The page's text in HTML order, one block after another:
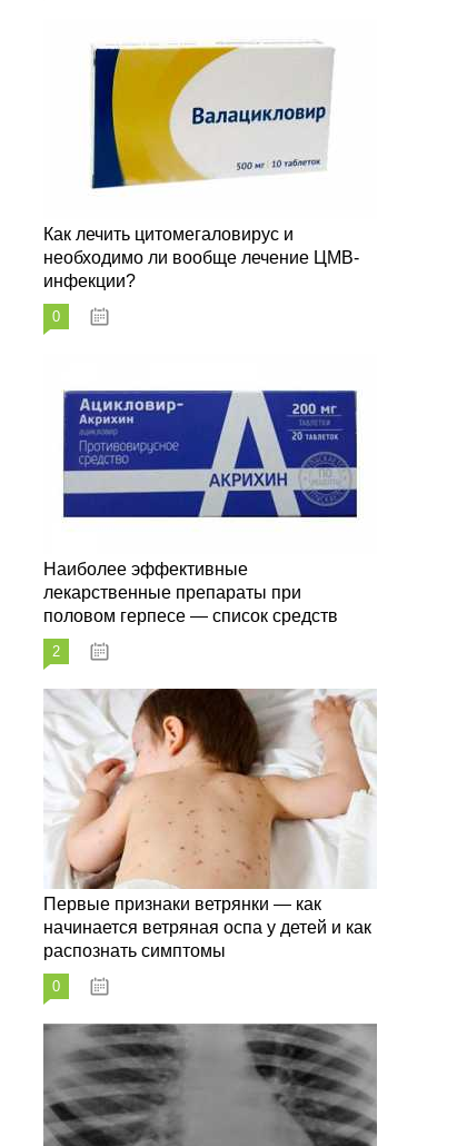
Как лечить цитомегаловирус и
необходимо ли вообще лечение ЦМВ-
инфекции?
0
Наиболее эффективные
лекарственные препараты при
половом герпесе — список средств
2
Первые признаки ветрянки — как
начинается ветряная оспа у детей и как
распознать симптомы
0